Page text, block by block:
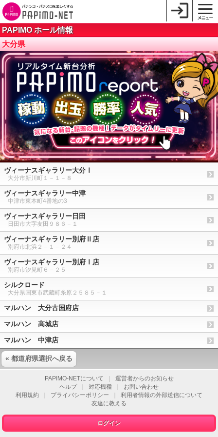
PAPIMO ホール情報
大分県
ヴィーナスギャラリー大分Ⅰ
大分市新川町１－１－８
ヴィーナスギャラリー中津
中津市東本町4番地の3
ヴィーナスギャラリー日田
日田市大字友田９８６－１
ヴィーナスギャラリー別府Ⅱ店
別府市北浜２－１－２４
ヴィーナスギャラリー別府Ⅰ店
別府市汐見町６－２５
シルクロード
大分県国東市武蔵町糸原２５８５－１
マルハン 大分古国府店
マルハン 高城店
マルハン 中津店
« 都道府県選択へ戻る
PAPIMO-NETについて
運営者からのお知らせ
ヘルプ
対応機種
お問い合わせ
利用規約
プライバシーポリシー
利用者情報の外部送信について
友達に教える
ログイン